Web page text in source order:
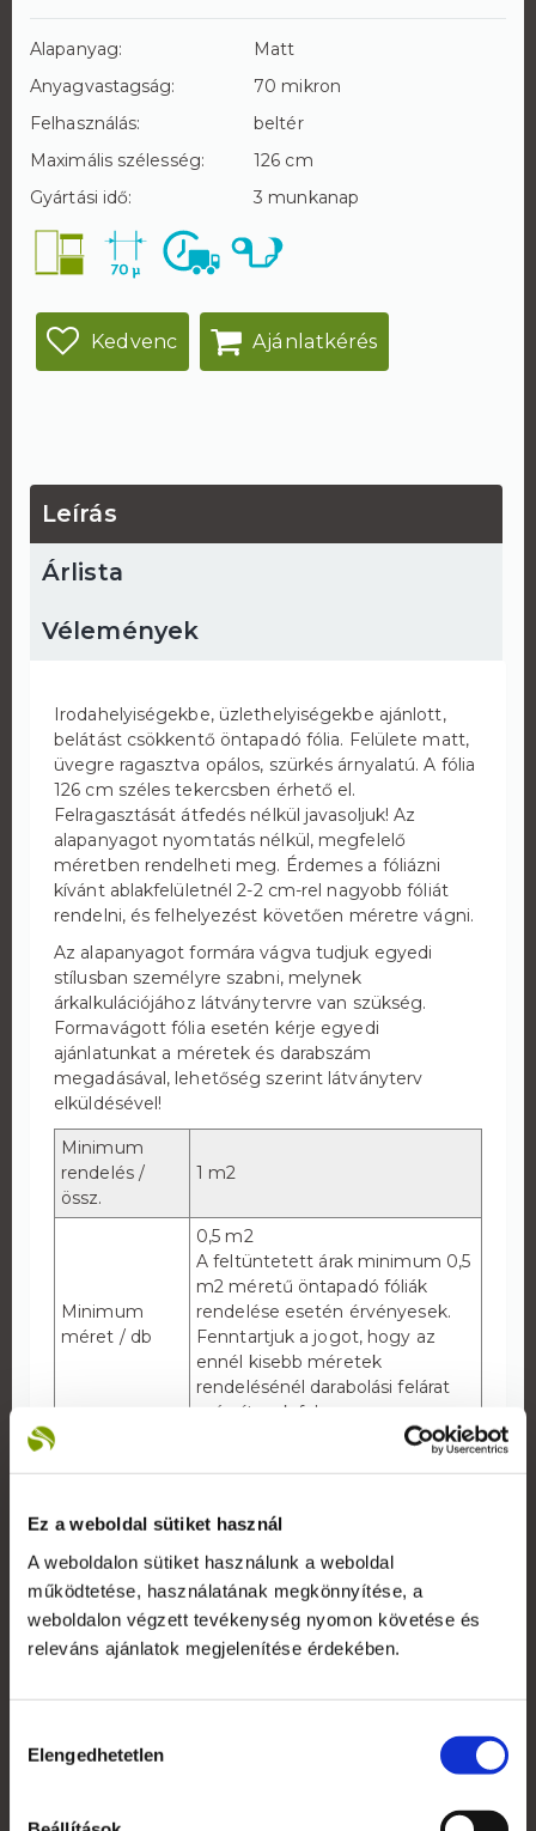
Ez a weboldal sütiket használ
A weboldalon sütiket használunk a weboldal
működtetése, használatának megkönnyítése, a
weboldalon végzett tevékenység nyomon követése és
releváns ajánlatok megjelenítése érdekében.
kiválasztása
Elengedhetetlen
Alapanyag:
Matt
Anyagvastagság:
70 mikron
Felhasználás:
beltér
Maximális szélesség:
126 cm
Gyártási idő:
3 munkanap
Kedvenc Ajánlatkérés
Leírás
Árlista
Vélemények
Irodahelyiségekbe, üzlethelyiségekbe ajánlott,
belátást csökkentő öntapadó fólia. Felülete matt,
üvegre ragasztva opálos, szürkés árnyalatú. A fólia
126 cm széles tekercsben érhető el.
Felragasztását átfedés nélkül javasoljuk! Az
alapanyagot nyomtatás nélkül, megfelelő
méretben rendelheti meg. Érdemes a fóliázni
kívánt ablakfelületnél 2-2 cm-rel nagyobb fóliát
rendelni, és felhelyezést követően méretre vágni.
Az alapanyagot formára vágva tudjuk egyedi
stílusban személyre szabni, melynek
árkalkulációjához látványtervre van szükség.
Formavágott fólia esetén kérje egyedi
ajánlatunkat a méretek és darabszám
megadásával, lehetőség szerint látványterv
elküldésével!
Minimum
rendelés /
össz.
1 m2
Minimum
méret / db
0,5 m2
A feltüntetett árak minimum 0,5
m2 méretű öntapadó fóliák
rendelése esetén érvényesek.
Fenntartjuk a jogot, hogy az
ennél kisebb méretek
rendelésénél darabolási felárat
számítsunk fel.
Gyártási idő
Kisebb mennyiség esetén a
nyomdakész anyag ellenőrzését,
munkanap.
Nagyobb mennyiség esetén
kérje ajánlatunkat!
Alapanyag
Matt, 70 mikron vastag
homokfúvott fólia
felületek fóliázását több
egymáshoz illesztéssel készítjük
Nyomat